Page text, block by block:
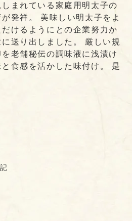
まれている家庭用明太子の
が発祥。 美味しい明太子をよ
けるようにとの企業努力か
送り出しました。 厳しい規
老舗秘伝の調味液に浅漬け
食感を活かした味付け。 是